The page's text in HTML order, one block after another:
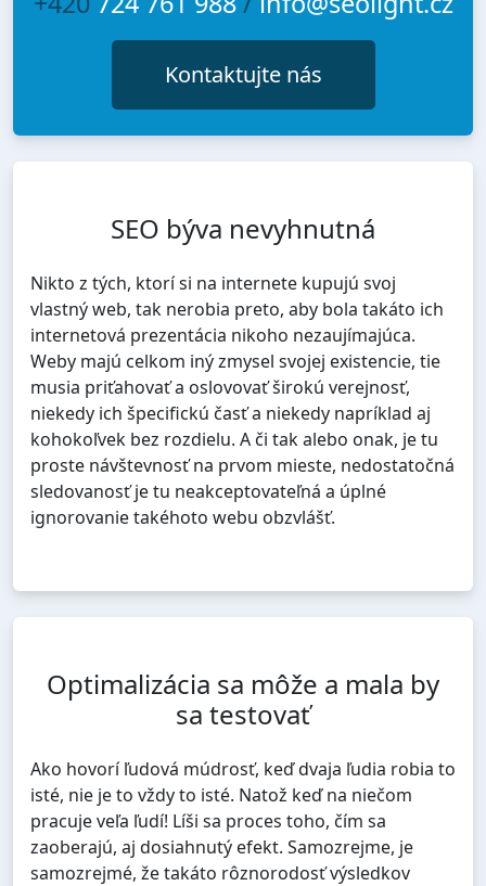
Kontaktujte nás
SEO býva nevyhnutná
Nikto z tých, ktorí si na internete kupujú svoj
vlastný web, tak nerobia preto, aby bola takáto ich
internetová prezentácia nikoho nezaujímajúca.
Weby majú celkom iný zmysel svojej existencie, tie
musia priťahovať a oslovovať širokú verejnosť,
niekedy ich špecifickú časť a niekedy napríklad aj
kohokoľvek bez rozdielu. A či tak alebo onak, je tu
proste návštevnosť na prvom mieste, nedostatočná
sledovanosť je tu neakceptovateľná a úplné
ignorovanie takéhoto webu obzvlášť.
vo všetkých oblastiach života, a iné to nie je ani na
Uspeje tu ten, kto si pozornosť získa, a nie ten, kto
po nej len túži, ale nič pre ňu nerobí.
Tým, čo sa dá robiť s cieľom dosiahnuť dostatočne
veľkú návštevnosť, je potom okrem starostlivosti o
kvalitu obsahu aj optimalizácia pre internetové
vyhľadávače. Aj tá má zásadný vplyv na to, či bude
existencia určitej internetovej ponuky zmysluplná
Optimalizácia sa môže a mala by
sa testovať
Ako hovorí ľudová múdrosť, keď dvaja ľudia robia to
isté, nie je to vždy to isté. Natož keď na niečom
pracuje veľa ľudí! Líši sa proces toho, čím sa
zaoberajú, aj dosiahnutý efekt. Samozrejme, je
samozrejmé, že takáto rôznorodosť výsledkov